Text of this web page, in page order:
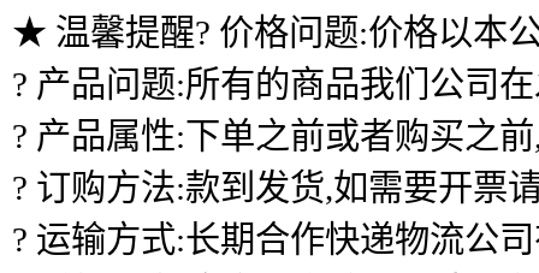
★ 温馨提醒? 价格问题:价格以本
? 产品问题:所有的商品我们公司
? 产品属性:下单之前或者购买之
? 订购方法:款到发货,如需要开票
? 运输方式:长期合作快递物流公